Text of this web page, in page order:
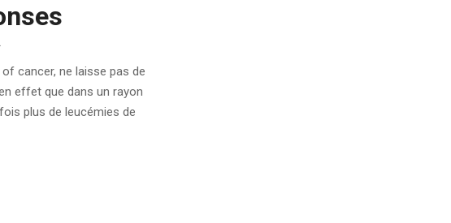
cancer, ne laisse pas de
effet que dans un rayon
plus de leucémies de